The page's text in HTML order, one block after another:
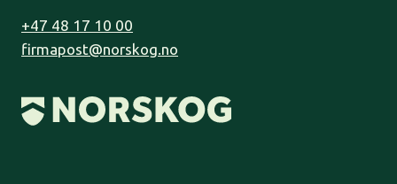
+47 48 17 10 00
firmapost@norskog.no